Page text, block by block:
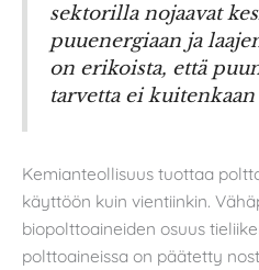
sektorilla nojaavat
puuenergiaan ja
on erikoista, että
tarvettaei kuitenkaan
Kemianteollisuus tuottaa
käyttöön kuin vientiinkin.
biopolttoaineiden osuus
polttoaineissa on päätetty